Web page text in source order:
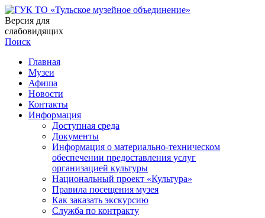
Версия для
слабовидящих
Поиск
Главная
Музеи
Афиша
Новости
Контакты
Информация
Доступная среда
Документы
Информация о материально-техническом
обеспечении предоставления услуг
организацией культуры
Национальный проект «Культура»
Правила посещения музея
Как заказать экскурсию
Служба по контракту